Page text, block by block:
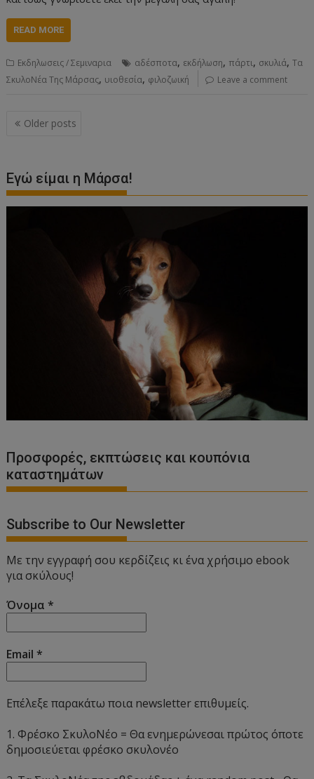
READ MORE
Εκδηλωσεις / Σεμιναρια αδέσποτα, εκδήλωση, πάρτι, σκυλιά,Τα
ΣκυλοΝέα Της Μάρσας, υιοθεσία, φιλοζωική Leave a comment
Posts
Older posts
Εγώ είμαι η Μάρσα!
Προσφορές, εκπτώσεις και κουπόνια
καταστημάτων
Subscribe to Our Newsletter
Με την εγγραφή σου κερδίζεις κι ένα χρήσιμο ebook
για σκύλους!
Όνομα*
Email*
Επέλεξε παρακάτω ποια newsletter επιθυμείς.
1. Φρέσκο ΣκυλοΝέο = Θα ενημερώνεσαι πρώτος όποτε
δημοσιεύεται φρέσκο σκυλονέο